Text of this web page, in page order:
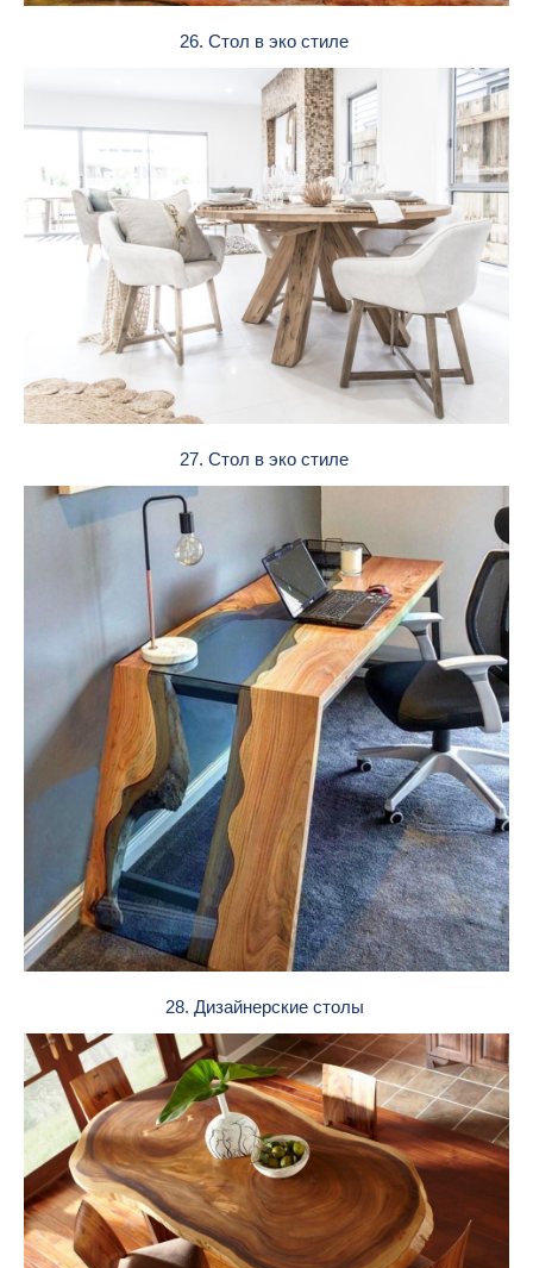
26. Стол в эко стиле
27. Стол в эко стиле
28. Дизайнерские столы